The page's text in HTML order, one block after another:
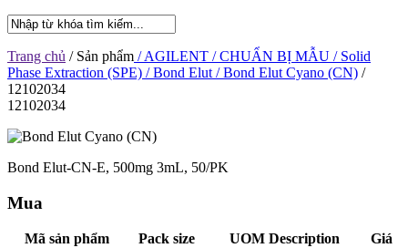
Trang chủ / Sản phẩm / AGILENT / CHUẨN BỊ MẪU / Solid
Phase Extraction (SPE) / Bond Elut / Bond Elut Cyano (CN) /
12102034
12102034
Bond Elut-CN-E, 500mg 3mL, 50/PK
Mua
Mã sản phẩm Pack size UOM Description
Giá